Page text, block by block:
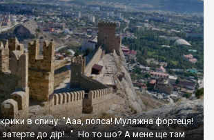
в спину: "Ааа, попса! Муляжна фортеця!
затерте до дір!..." Но то шо? А мене ще там